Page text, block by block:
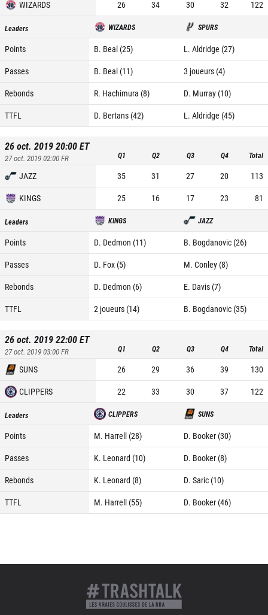
WIZARDS 26 34 30 32 122
Leaders WIZARDS SPURS
Points B. Beal (25)
L. Aldridge (27)
Passes
B. Beal (11)
3 joueurs (4)
Rebonds
R. Hachimura (8)
D. Murray (10)
TTFL
D. Bertans (42) L. Aldridge (45)
26 oct. 2019 20:00ET
27 oct. 2019 02:00FR Q1 Q2 Q3 Q4 Total
JAZZ 35 31 27 20
113
KINGS
25 16 17 23 81
Leaders KINGS JAZZ
Points D. Dedmon (11)
B. Bogdanovic (26)
Passes
D. Fox (5)
M. Conley (8)
Rebonds
D. Dedmon (6)
E. Davis (7)
TTFL
2 joueurs (14) B. Bogdanovic (35)
26 oct. 2019 22:00ET
27 oct. 2019 03:00FR Q1 Q2 Q3 Q4 Total
SUNS 26 29 36 39
130
CLIPPERS
22 33 30 37 122
Leaders CLIPPERS SUNS
Points M. Harrell (28)
D. Booker (30)
Passes
K. Leonard (10)
D. Booker (8)
Rebonds
K. Leonard (8)
D. Saric (10)
TTFL
M. Harrell (55) D. Booker (46)